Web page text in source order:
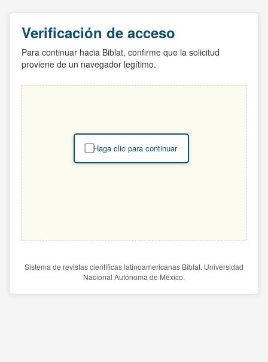
Verificación de acceso
Para continuar hacia Biblat, confirme que la solicitud
proviene de un navegador legítimo.
Haga clic para continuar
Sistema de revistas científicas latinoamericanas Biblat. Universidad
Nacional Autónoma de México.